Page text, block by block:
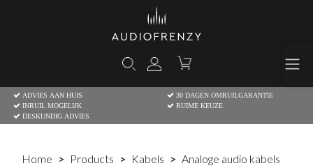
ADVIES AAN HUIS
30 DAGEN OMRUILGARANTIE
INRUIL MOGELIJK
RUIME KEUZE
DESKUNDIG ADVIES
Home Products Kabels
Analoge audio kabels